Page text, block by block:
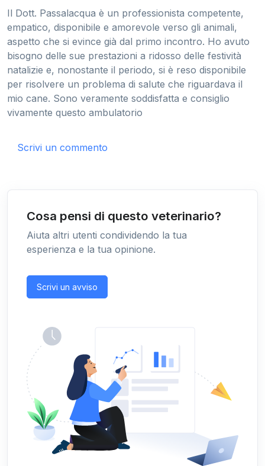
Il Dott. Passalacqua è un professionista competente,
empatico, disponibile e amorevole verso gli animali,
aspetto che si evince già dal primo incontro. Ho avuto
bisogno delle sue prestazioni a ridosso delle festività
natalizie e, nonostante il periodo, si è reso disponibile
per risolvere un problema di salute che riguardava il
mio cane. Sono veramente soddisfatta e consiglio
vivamente questo ambulatorio
Scrivi un commento
Cosa pensi di questo veterinario?
Aiuta altri utenti condividendo la tua
esperienza e la tua opinione.
Scrivi un avviso